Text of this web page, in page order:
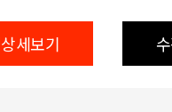
세보기